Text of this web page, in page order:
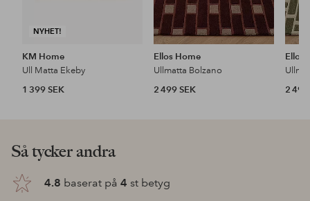
NYHET!
KM Home
Ull Matta Ekeby
1 399 SEK
Ellos Home
Ullmatta Bolzano
2 499 SEK
Ellos
2 499
Så tycker andra
4.8 baserat på 4 st betyg